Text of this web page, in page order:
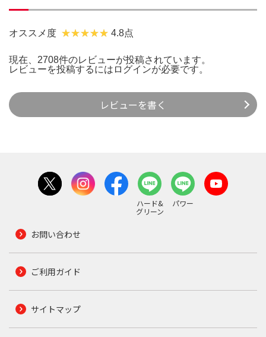
オススメ度 4.8点
現在、2708件のレビューが投稿されています。
レビューを投稿するには ログインが必要です。
レビューを書く
ハード&
グリーン
パワー
お問い合わせ
ご利用ガイド
サイトマップ